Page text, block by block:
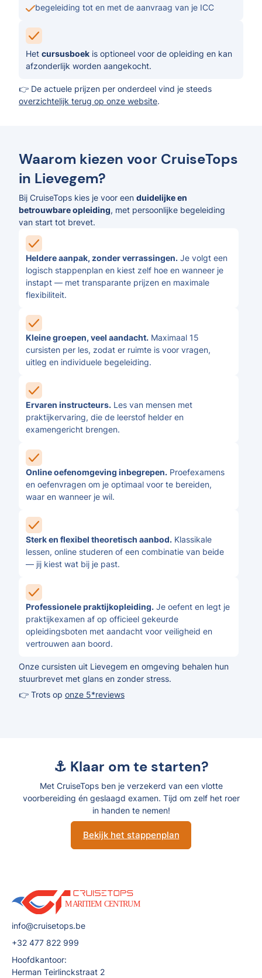
begeleiding tot en met de aanvraag van je ICC
Het cursusboek is optioneel voor de opleiding en kan
afzonderlijk worden aangekocht.
👉 De actuele prijzen per onderdeel vind je steeds
overzichtelijk terug op onze website.
Waarom kiezen voor CruiseTops
in Lievegem?
Bij CruiseTops kies je voor een duidelijke en
betrouwbare opleiding, met persoonlijke begeleiding
van start tot brevet.
Heldere aanpak, zonder verrassingen. Je volgt een
logisch stappenplan en kiest zelf hoe en wanneer je
instapt — met transparante prijzen en maximale
flexibiliteit.
Kleine groepen, veel aandacht. Maximaal 15
cursisten per les, zodat er ruimte is voor vragen,
uitleg en individuele begeleiding.
Ervaren instructeurs. Les van mensen met
praktijkervaring, die de leerstof helder en
examengericht brengen.
Online oefenomgeving inbegrepen. Proefexamens
en oefenvragen om je optimaal voor te bereiden,
waar en wanneer je wil.
Sterk en flexibel theoretisch aanbod. Klassikale
lessen, online studeren of een combinatie van beide
— jij kiest wat bij je past.
Professionele praktijkopleiding. Je oefent en legt je
praktijkexamen af op officieel gekeurde
opleidingsboten met aandacht voor veiligheid en
vertrouwen aan boord.
Onze cursisten uit Lievegem en omgeving behalen hun
stuurbrevet met glans en zonder stress.
👉 Trots op onze 5*reviews
⚓ Klaar om te starten?
Met CruiseTops ben je verzekerd van een vlotte
voorbereiding én geslaagd examen. Tijd om zelf het roer
in handen te nemen!
Bekijk het stappenplan
info@cruisetops.be
+32 477 822 999
Hoofdkantoor:
Herman Teirlinckstraat 2